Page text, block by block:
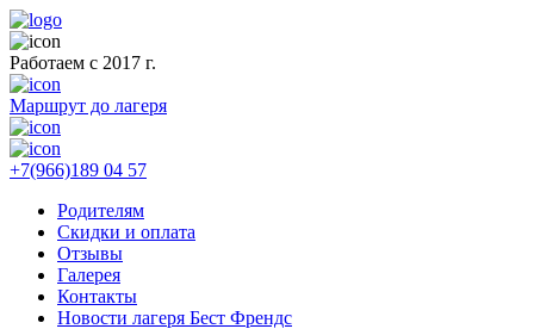
Работаем с 2017 г.
Маршрут до лагеря
+7(966)189 04 57
Родителям
Скидки и оплата
Отзывы
Галерея
Контакты
Новости лагеря Бест Френдс